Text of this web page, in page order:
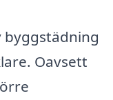
Oavsett